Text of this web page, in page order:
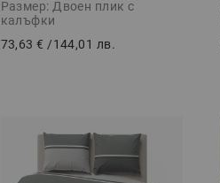
3 части
Размер: Двоен плик с
калъфки
73,63 € /144,01 лв.